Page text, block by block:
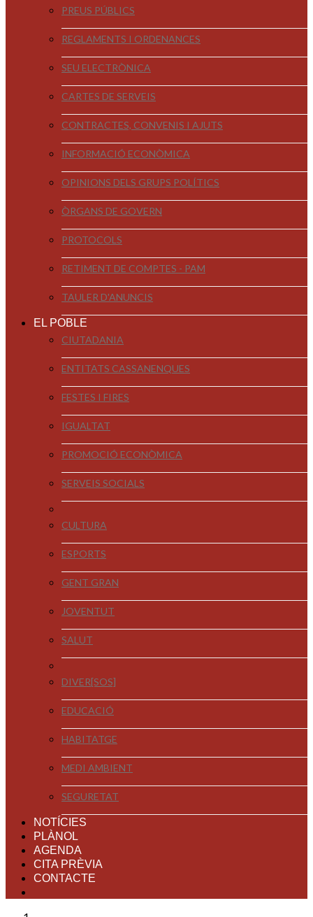
PREUS PÚBLICS
REGLAMENTS I ORDENANCES
SEU ELECTRÒNICA
CARTES DE SERVEIS
CONTRACTES, CONVENIS I AJUTS
INFORMACIÓ ECONÒMICA
OPINIONS DELS GRUPS POLÍTICS
ÒRGANS DE GOVERN
PROTOCOLS
RETIMENT DE COMPTES - PAM
TAULER D'ANUNCIS
EL POBLE
CIUTADANIA
ENTITATS CASSANENQUES
FESTES I FIRES
IGUALTAT
PROMOCIÓ ECONÒMICA
SERVEIS SOCIALS
CULTURA
ESPORTS
GENT GRAN
JOVENTUT
SALUT
DIVER[SOS]
EDUCACIÓ
HABITATGE
MEDI AMBIENT
SEGURETAT
NOTÍCIES
PLÀNOL
AGENDA
CITA PRÈVIA
CONTACTE